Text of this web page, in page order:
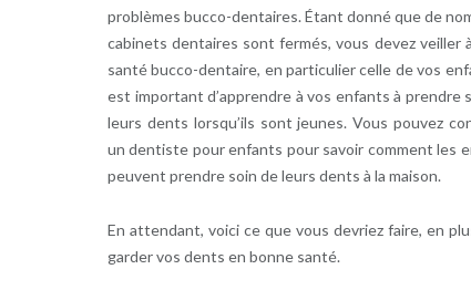
problèmes bucco-dentaires. Étant donné que de
cabinets dentaires sont fermés, vous devez veiller
santé bucco-dentaire, en particulier celle de vos
est important d’apprendre à vos enfants à prendre
leurs dents lorsqu’ils sont jeunes. Vous pouvez
un dentiste pour enfants pour savoir comment les
peuvent prendre soin de leurs dents à la maison.
En attendant, voici ce que vous devriez faire, en
garder vos dents en bonne santé.